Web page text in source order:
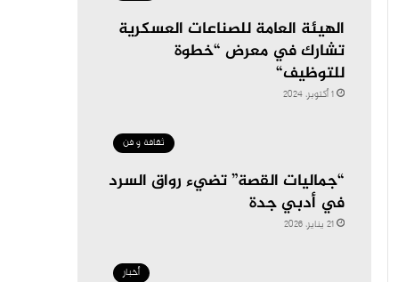
الهيئة العامة للصناعات العسكرية
تشارك في معرض “خطوة
للتوظيف“
1 أكتوبر، 2024
ثقافة و فن
“جماليات القصة” تضيء رواق السرد
في أدبي جدة
21 يناير، 2026
أخبار